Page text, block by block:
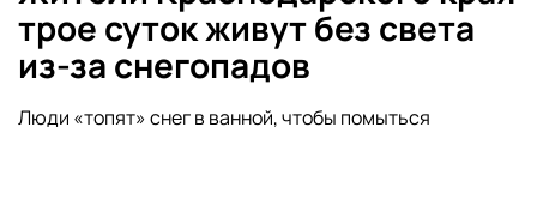
трое суток живут без света
из-за снегопадов
Люди «топят» снег в ванной, чтобы помыться